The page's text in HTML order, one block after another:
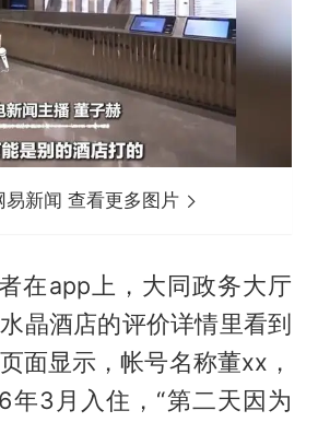
易新闻 查看更多图片
在app上，大同政务大厅
晶酒店的评价详情里看到
面显示，帐号名称董xx，
年3月入住，“第二天因为